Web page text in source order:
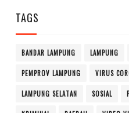
TAGS
BANDAR LAMPUNG LAMPUNG
PEMPROV LAMPUNG VIRUS
LAMPUNG SELATAN SOSIAL